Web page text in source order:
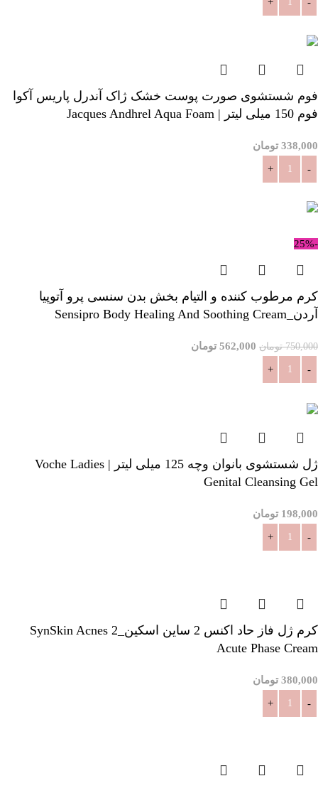
فوم شستشوی صورت پوست خشک ژاک آندرل پاریس آکوا
فوم 150 میلی لیتر | Jacques Andhrel Aqua Foam
338,000 تومان
-25%
کرم مرطوب کننده و التیام بخش بدن سنسی پرو آتوپیا
آردن_Sensipro Body Healing And Soothing Cream
750,000 تومان 562,000 تومان
ژل شستشوی بانوان وچه 125 میلی لیتر | Voche Ladies
Genital Cleansing Gel
198,000 تومان
کرم ژل فاز حاد اکنس 2 ساین اسکین_SynSkin Acnes 2
Acute Phase Cream
380,000 تومان